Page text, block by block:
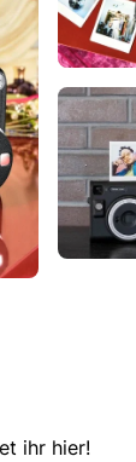
ihr hier!